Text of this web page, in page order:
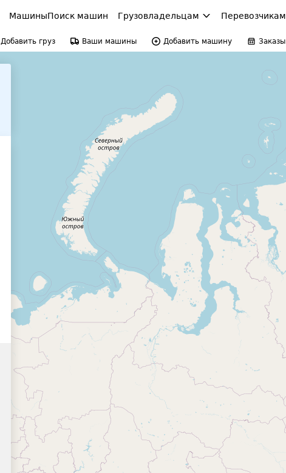
МашиныПоиск машин Грузовладельцам Перевозчикам
Добавить груз Ваши машины Добавить машину Заказы